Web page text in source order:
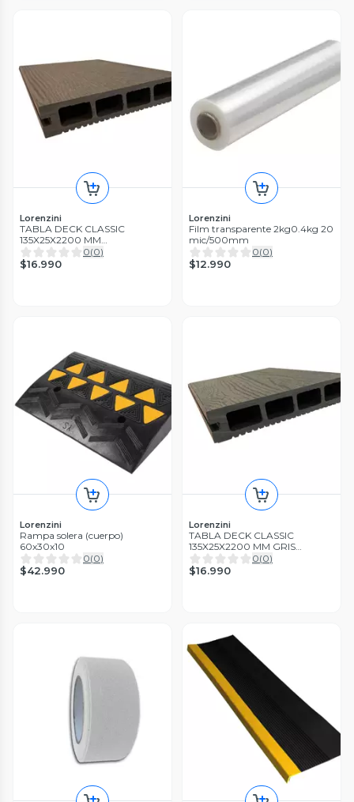
Lorenzini
TABLA DECK CLASSIC
135X25X2200 MM
CHOCOLATE LORENZINI
0(0)
$16.990
Lorenzini
Film transparente 2kg0.4kg 20
mic/500mm
0(0)
$12.990
Lorenzini
Rampa solera (cuerpo)
60x30x10
0(0)
$42.990
Lorenzini
TABLA DECK CLASSIC
135X25X2200 MM GRIS
LORENZINI
0(0)
$16.990